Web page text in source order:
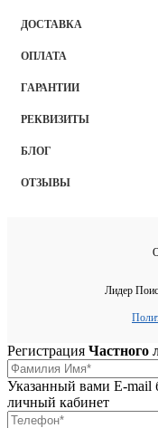
ДОСТАВКА
ОПЛАТА
ГАРАНТИИ
РЕКВИЗИТЫ
БЛОГ
ОТЗЫВЫ
Лидер
Регистрация Частного
Указанный вами E-mail
личный кабинет